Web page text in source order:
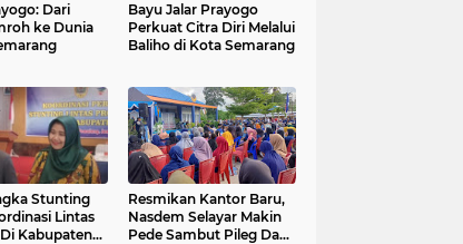
Dari
ke Dunia
Bayu Jalar Prayogo
Perkuat Citra Diri Melalui
Baliho di Kota Semarang
Stunting
Lintas
Kabupaten
Resmikan Kantor Baru,
Nasdem Selayar Makin
Pede Sambut Pileg Dan